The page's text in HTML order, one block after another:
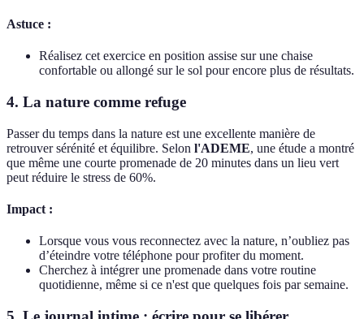
Astuce :
Réalisez cet exercice en position assise sur une chaise
confortable ou allongé sur le sol pour encore plus de résultats.
4. La nature comme refuge
Passer du temps dans la nature est une excellente manière de
retrouver sérénité et équilibre. Selon l'ADEME, une étude a montré
que même une courte promenade de 20 minutes dans un lieu vert
peut réduire le stress de 60%.
Impact :
Lorsque vous vous reconnectez avec la nature, n’oubliez pas
d’éteindre votre téléphone pour profiter du moment.
Cherchez à intégrer une promenade dans votre routine
quotidienne, même si ce n'est que quelques fois par semaine.